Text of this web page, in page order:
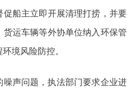
促船主立即开展清理打捞，并要
货运车辆等外协单位纳入环保管
境风险防控。
声问题，执法部门要求企业进